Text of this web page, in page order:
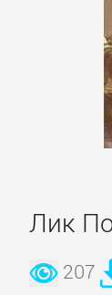
Лик
207
НАУКА